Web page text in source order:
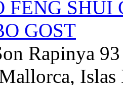
FENG
GOST
Rapinya 93
Islas